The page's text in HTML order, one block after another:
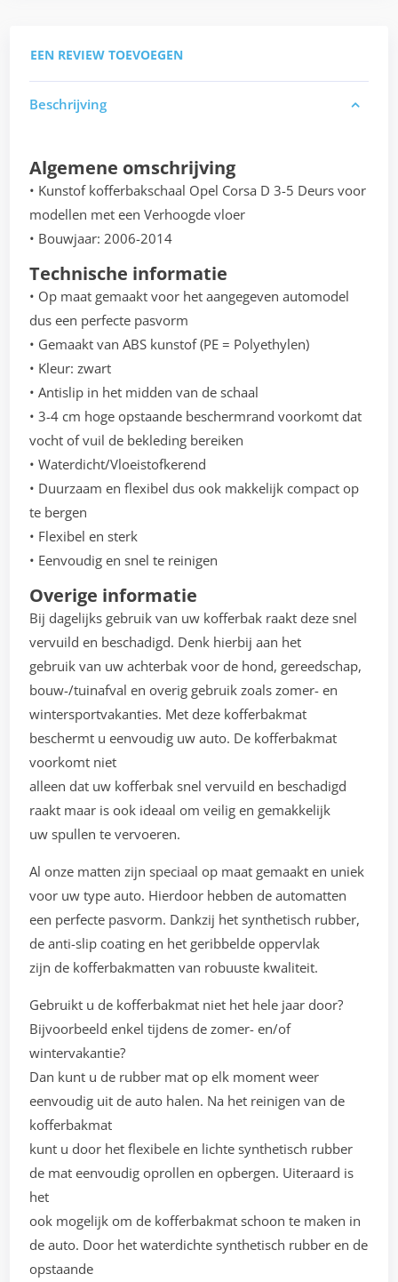
EEN REVIEW TOEVOEGEN
Beschrijving
Algemene omschrijving
• Kunstof kofferbakschaal Opel Corsa D 3-5 Deurs voor
modellen met een Verhoogde vloer
• Bouwjaar: 2006-2014
Technische informatie
• Op maat gemaakt voor het aangegeven automodel
dus een perfecte pasvorm
• Gemaakt van ABS kunstof (PE = Polyethylen)
• Kleur: zwart
• Antislip in het midden van de schaal
• 3-4 cm hoge opstaande beschermrand voorkomt dat
vocht of vuil de bekleding bereiken
• Waterdicht/Vloeistofkerend
• Duurzaam en flexibel dus ook makkelijk compact op
te bergen
• Flexibel en sterk
• Eenvoudig en snel te reinigen
Overige informatie
Bij dagelijks gebruik van uw kofferbak raakt deze snel
vervuild en beschadigd. Denk hierbij aan het
gebruik van uw achterbak voor de hond, gereedschap,
bouw-/tuinafval en overig gebruik zoals zomer- en
wintersportvakanties. Met deze kofferbakmat
beschermt u eenvoudig uw auto. De kofferbakmat
voorkomt niet
alleen dat uw kofferbak snel vervuild en beschadigd
raakt maar is ook ideaal om veilig en gemakkelijk
uw spullen te vervoeren.
Al onze matten zijn speciaal op maat gemaakt en uniek
voor uw type auto. Hierdoor hebben de automatten
een perfecte pasvorm. Dankzij het synthetisch rubber,
de anti-slip coating en het geribbelde oppervlak
zijn de kofferbakmatten van robuuste kwaliteit.
Gebruikt u de kofferbakmat niet het hele jaar door?
Bijvoorbeeld enkel tijdens de zomer- en/of
wintervakantie?
Dan kunt u de rubber mat op elk moment weer
eenvoudig uit de auto halen. Na het reinigen van de
kofferbakmat
kunt u door het flexibele en lichte synthetisch rubber
de mat eenvoudig oprollen en opbergen. Uiteraard is
het
ook mogelijk om de kofferbakmat schoon te maken in
de auto. Door het waterdichte synthetisch rubber en de
opstaande